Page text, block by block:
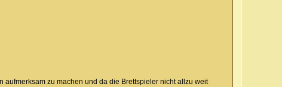
zu machen und da die Brettspieler nicht allzu weit